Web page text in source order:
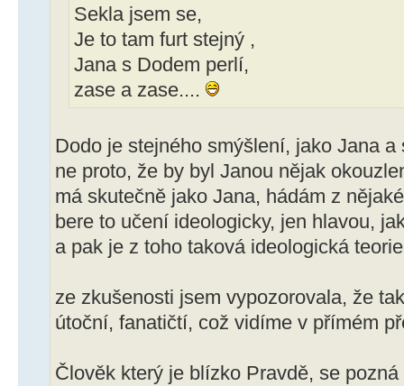
Sekla jsem se,
Je to tam furt stejný ,
Jana s Dodem perlí,
zase a zase....
Dodo je stejného smýšlení, jako Jana
ne proto, že by byl Janou nějak
má skutečně jako Jana, hádám z
bere to učení ideologicky, jen hlavou,
a pak je z toho taková ideologická
ze zkušenosti jsem vypozorovala, že
útoční, fanatičtí, což vidíme v přímém
Člověk který je blízko Pravdě, se